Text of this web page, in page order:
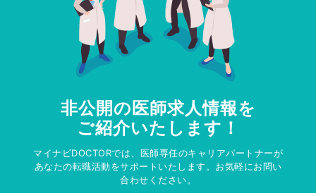
非公開の医師求人情報を
ご紹介いたします！
マイナビDOCTORでは、医師専任のキャリアパートナーが
あなたの転職活動をサポートいたします。お気軽にお問い
合わせください。